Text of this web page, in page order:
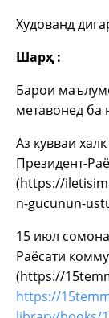
Худованд
Шарҳ :
Барои
метавонед ба
Аз кувваи
Президент-
(https://
n-gucunun-
15 июл
Раёсати
(https://
https://